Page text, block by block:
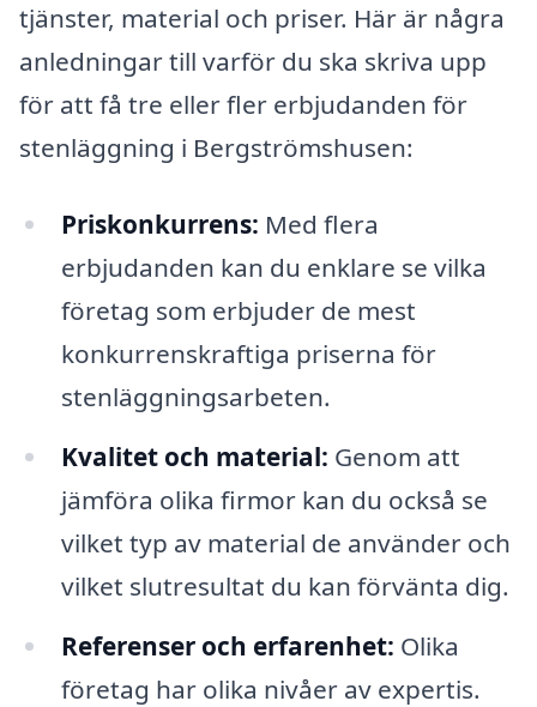
tjänster, material och priser. Här är några
anledningar till varför du ska skriva upp
för att få tre eller fler erbjudanden för
stenläggning i Bergströmshusen:
Priskonkurrens: Med flera
erbjudanden kan du enklare se vilka
företag som erbjuder de mest
konkurrenskraftiga priserna för
stenläggningsarbeten.
Kvalitet och material: Genom att
jämföra olika firmor kan du också se
vilket typ av material de använder och
vilket slutresultat du kan förvänta dig.
Referenser och erfarenhet: Olika
företag har olika nivåer av expertis.